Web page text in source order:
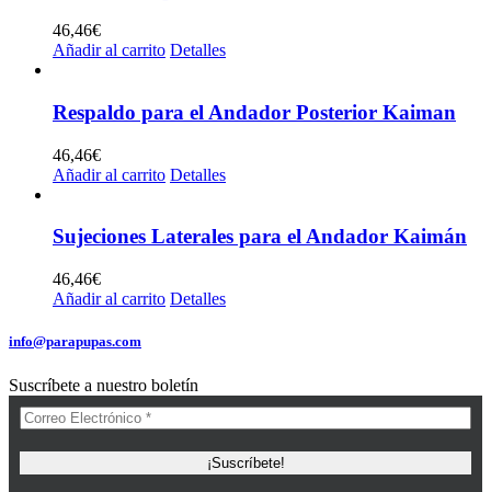
46,46€
Añadir al carrito Detalles
Respaldo para el Andador Posterior Kaiman
46,46€
Añadir al carrito Detalles
Sujeciones Laterales para el Andador Kaimán
46,46€
Añadir al carrito Detalles
info@parapupas.com
Suscríbete a nuestro boletín